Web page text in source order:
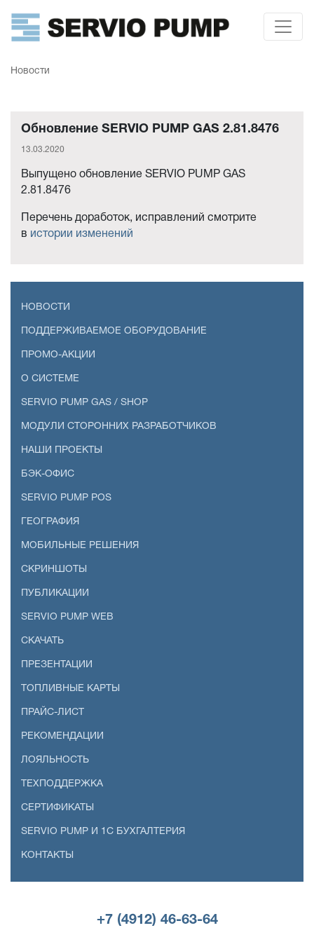
Новости
Обновление SERVIO PUMP GAS 2.81.8476
13.03.2020
Выпущено обновление SERVIO PUMP GAS
2.81.8476
Перечень доработок, исправлений смотрите
в истории изменений
НОВОСТИ
ПОДДЕРЖИВАЕМОЕ ОБОРУДОВАНИЕ
ПРОМО-АКЦИИ
О СИСТЕМЕ
SERVIO PUMP GAS / SHOP
МОДУЛИ СТОРОННИХ РАЗРАБОТЧИКОВ
НАШИ ПРОЕКТЫ
БЭК-ОФИС
SERVIO PUMP POS
ГЕОГРАФИЯ
МОБИЛЬНЫЕ РЕШЕНИЯ
СКРИНШОТЫ
ПУБЛИКАЦИИ
SERVIO PUMP WEB
СКАЧАТЬ
ПРЕЗЕНТАЦИИ
ТОПЛИВНЫЕ КАРТЫ
ПРАЙС-ЛИСТ
РЕКОМЕНДАЦИИ
ЛОЯЛЬНОСТЬ
ТЕХПОДДЕРЖКА
СЕРТИФИКАТЫ
SERVIO PUMP И 1С БУХГАЛТЕРИЯ
КОНТАКТЫ
+7 (4912) 46-63-64